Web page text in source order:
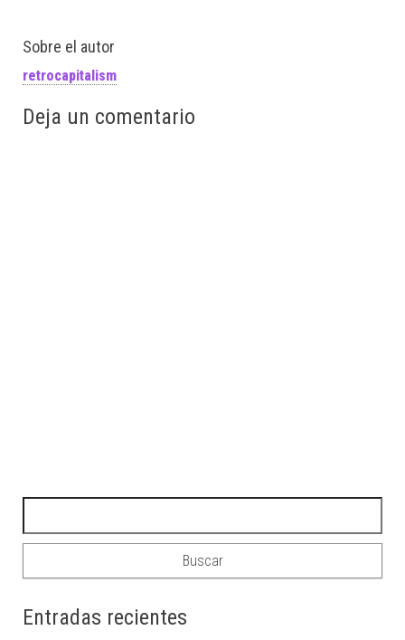
Sobre el autor
retrocapitalism
Deja un comentario
Entradas recientes